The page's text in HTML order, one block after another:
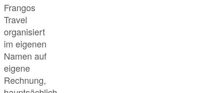
Frangos
Travel
organisiert
im eigenen
Namen auf
eigene
Rechnung,